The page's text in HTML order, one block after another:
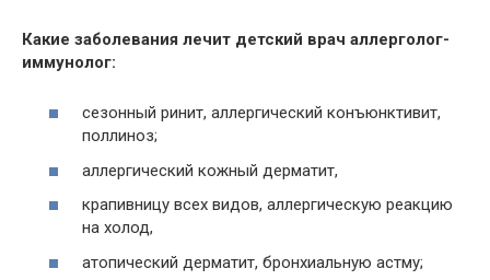
Какие заболевания лечит детский врач аллерголог-
иммунолог:
сезонный ринит, аллергический конъюнктивит,
поллиноз;
аллергический кожный дерматит,
крапивницу всех видов, аллергическую реакцию
на холод,
атопический дерматит, бронхиальную астму;